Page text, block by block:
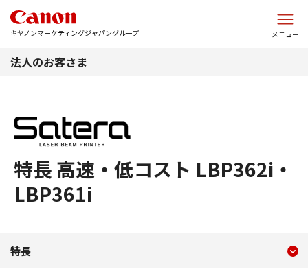
キヤノンマーケティングジャパングループ メニュー
法人のお客さま
特長 高速・低コスト LBP362i・
LBP361i
特長 高速・低コスト
特長